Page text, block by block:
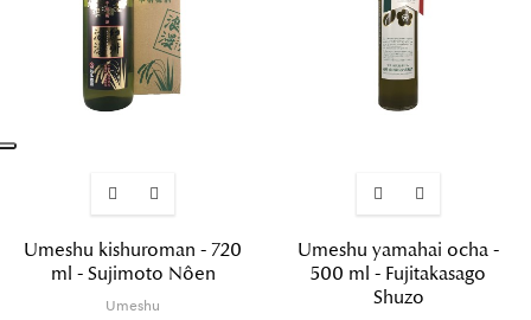
Umeshu kishuroman - 720
ml - Sujimoto Nôen
Umeshu
Umeshu yamahai ocha -
500 ml - Fujitakasago
Shuzo